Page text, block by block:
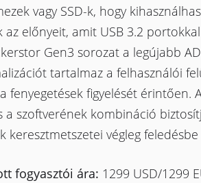
vagy SSD-k, hogy
az előnyeit, amit USB 3.2
Gen3 sorozat a legújabb
tartalmaz a felhasználói
fenyegetések figyelését érintően.
a szoftverének kombináció
keresztmetszetei végleg
fogyasztói ára: 1299 USD/1299